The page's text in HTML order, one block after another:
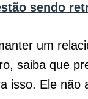
sendo
um
saiba que
isso. Ele não